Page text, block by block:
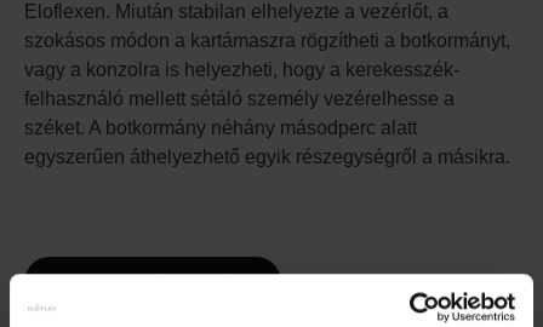
Eloflexen. Miután stabilan elhelyezte a vezérlőt, a
szokásos módon a kartámaszra rögzítheti a botkormányt,
vagy a konzolra is helyezheti, hogy a kerekesszék-
felhasználó mellett sétáló személy vezérelhesse a
széket. A botkormány néhány másodperc alatt
egyszerűen áthelyezhető egyik részegységről a másikra.